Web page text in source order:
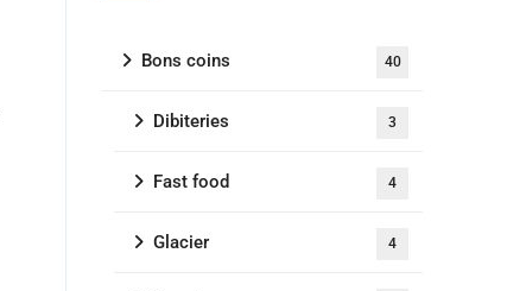
Bons coins 40
Dibiteries 3
Fast food 4
Glacier 4